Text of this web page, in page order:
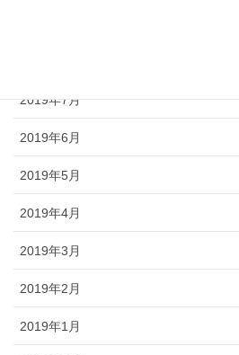
2019年7月
2019年6月
2019年5月
2019年4月
2019年3月
2019年2月
2019年1月